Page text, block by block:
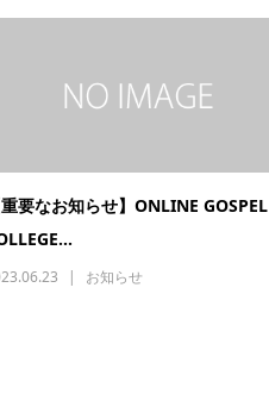
重要なお知らせ】ONLINE GOSPEL
お知らせ